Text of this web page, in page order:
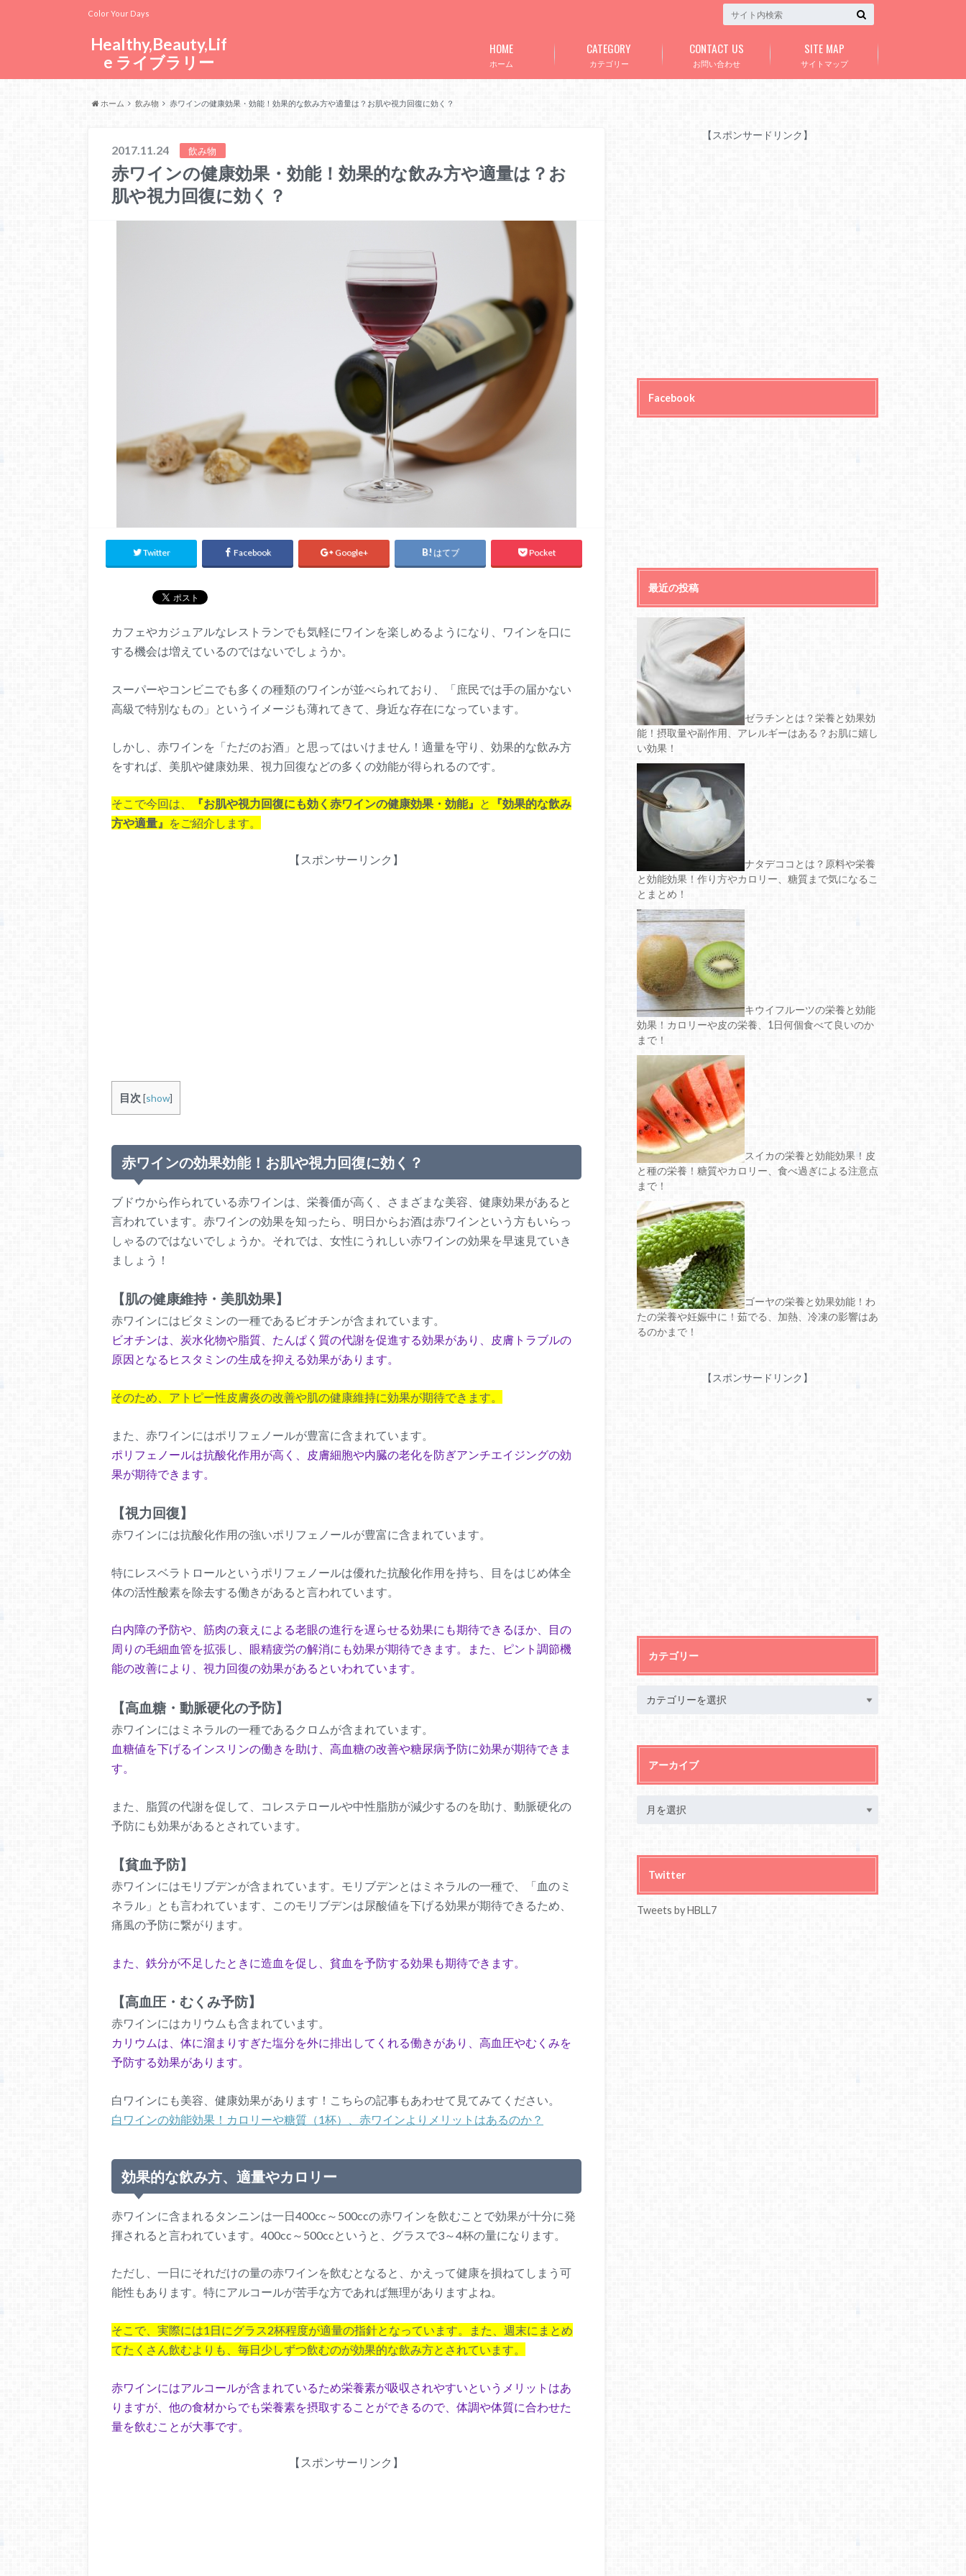
Healthy,Beauty,Lif
e ライブラリー
Color Your Days
ホーム
HOME
カテゴリー
CATEGORY
お問い合わせ
CONTACT US
サイトマップ
SITE MAP
ホーム 飲み物 赤ワインの健康効果・効能！効果的な飲み方や適量は？お肌や視力回復に効く？
2017.11.24 飲み物
赤ワインの健康効果・効能！効果的な飲み方や適量は？お
肌や視力回復に効く？
Twitter Facebook Google+ はてブ Pocket
カフェやカジュアルなレストランでも気軽にワインを楽しめるようになり、ワインを口に
する機会は増えているのではないでしょうか。
スーパーやコンビニでも多くの種類のワインが並べられており、「庶民では手の届かない
高級で特別なもの」というイメージも薄れてきて、身近な存在になっています。
しかし、赤ワインを「ただのお酒」と思ってはいけません！適量を守り、効果的な飲み方
をすれば、美肌や健康効果、視力回復などの多くの効能が得られるのです。
そこで今回は、 『お肌や視力回復にも効く赤ワインの健康効果・効能』 と
『効果的な飲み
方や適量』 をご紹介します。
【スポンサーリンク】
目次 [show]
赤ワインの効果効能！お肌や視力回復に効く？
ブドウから作られている赤ワインは、栄養価が高く、さまざまな美容、健康効果があると
言われています。赤ワインの効果を知ったら、明日からお酒は赤ワインという方もいらっ
しゃるのではないでしょうか。それでは、女性にうれしい赤ワインの効果を早速見ていき
ましょう！
【肌の健康維持・美肌効果】
赤ワインにはビタミンの一種であるビオチンが含まれています。
ビオチンは、炭水化物や脂質、たんぱく質の代謝を促進する効果があり、皮膚トラブルの
原因となるヒスタミンの生成を抑える効果があります。
そのため、アトピー性皮膚炎の改善や肌の健康維持に効果が期待できます。
また、赤ワインにはポリフェノールが豊富に含まれています。
ポリフェノールは抗酸化作用が高く、皮膚細胞や内臓の老化を防ぎアンチエイジングの効
果が期待できます。
【視力回復】
赤ワインには抗酸化作用の強いポリフェノールが豊富に含まれています。
特にレスベラトロールというポリフェノールは優れた抗酸化作用を持ち、目をはじめ体全
体の活性酸素を除去する働きがあると言われています。
白内障の予防や、筋肉の衰えによる老眼の進行を遅らせる効果にも期待できるほか、目の
周りの毛細血管を拡張し、眼精疲労の解消にも効果が期待できます。また、ピント調節機
能の改善により、視力回復の効果があるといわれています。
【高血糖・動脈硬化の予防】
赤ワインにはミネラルの一種であるクロムが含まれています。
血糖値を下げるインスリンの働きを助け、高血糖の改善や糖尿病予防に効果が期待できま
す。
また、脂質の代謝を促して、コレステロールや中性脂肪が減少するのを助け、動脈硬化の
予防にも効果があるとされています。
【貧血予防】
赤ワインにはモリブデンが含まれています。モリブデンとはミネラルの一種で、「血のミ
ネラル」とも言われています、このモリブデンは尿酸値を下げる効果が期待できるため、
痛風の予防に繋がります。
また、鉄分が不足したときに造血を促し、貧血を予防する効果も期待できます。
【高血圧・むくみ予防】
赤ワインにはカリウムも含まれています。
カリウムは、体に溜まりすぎた塩分を外に排出してくれる働きがあり、高血圧やむくみを
予防する効果があります。
白ワインにも美容、健康効果があります！こちらの記事もあわせて見てみてください。
白ワインの効能効果！カロリーや糖質（1杯）、赤ワインよりメリットはあるのか？
効果的な飲み方、適量やカロリー
赤ワインに含まれるタンニンは一日400cc～500ccの赤ワインを飲むことで効果が十分に発
揮されると言われています。400cc～500ccというと、グラスで3～4杯の量になります。
ただし、一日にそれだけの量の赤ワインを飲むとなると、かえって健康を損ねてしまう可
能性もあります。特にアルコールが苦手な方であれば無理がありますよね。
そこで、実際には1日にグラス2杯程度が適量の指針となっています。また、週末にまとめ
てたくさん飲むよりも、毎日少しずつ飲むのが効果的な飲み方とされています。
赤ワインにはアルコールが含まれているため栄養素が吸収されやすいというメリットはあ
りますが、他の食材からでも栄養素を摂取することができるので、体調や体質に合わせた
量を飲むことが大事です。
【スポンサーリンク】
【スポンサードリンク】
Facebook
最近の投稿
ゼラチンとは？栄養と効果効
能！摂取量や副作用、アレルギーはある？お肌に嬉し
い効果！
ナタデココとは？原料や栄養
と効能効果！作り方やカロリー、糖質まで気になるこ
とまとめ！
キウイフルーツの栄養と効能
効果！カロリーや皮の栄養、1日何個食べて良いのか
まで！
スイカの栄養と効能効果！皮
と種の栄養！糖質やカロリー、食べ過ぎによる注意点
まで！
ゴーヤの栄養と効果効能！わ
たの栄養や妊娠中に！茹でる、加熱、冷凍の影響はあ
るのかまで！
【スポンサードリンク】
カテゴリー
アーカイブ
Twitter
Tweets by HBLL7